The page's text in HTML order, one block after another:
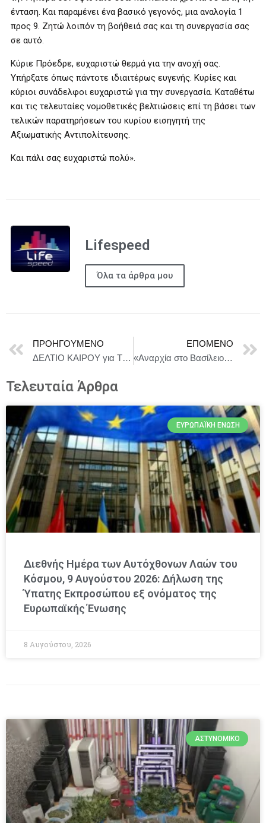
ένταση. Και παραμένει ένα βασικό γεγονός, μια αναλογία 1
προς 9. Ζητώ λοιπόν τη βοήθειά σας και τη συνεργασία σας
σε αυτό.
Κύριε Πρόεδρε, ευχαριστώ θερμά για την ανοχή σας.
Υπήρξατε όπως πάντοτε ιδιαιτέρως ευγενής. Κυρίες και
κύριοι συνάδελφοι ευχαριστώ για την συνεργασία. Καταθέτω
και τις τελευταίες νομοθετικές βελτιώσεις επί τη βάσει των
τελικών παρατηρήσεων του κυρίου εισηγητή της
Αξιωματικής Αντιπολίτευσης.
Και πάλι σας ευχαριστώ πολύ».
Lifespeed
Όλα τα άρθρα μου
ΠΡΟΗΓΟΎΜΕΝΟ
ΔΕΛΤΙΟ ΚΑΙΡΟΥ για Τρίτη 29/7
ΕΠΌΜΕΝΟ
«Αναρχία στο Βασίλειο του Σαίξπηρ» μια μαύρη ανατρεπτική κωμωδία σε σκηνοθεσία της Μαριάννας Καστανία
Τελευταία Άρθρα
ΕΥΡΩΠΑΪΚΉ ΈΝΩΣΗ
Διεθνής Ημέρα των Αυτόχθονων Λαών του
Κόσμου, 9 Αυγούστου 2026: Δήλωση της
Ύπατης Εκπροσώπου εξ ονόματος της
Ευρωπαϊκής Ένωσης
8 Αυγούστου, 2026
ΑΣΤΥΝΟΜΙΚΌ